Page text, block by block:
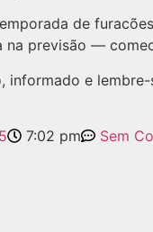
de
na previsão —
informado e lembre-
7:02 pm Sem